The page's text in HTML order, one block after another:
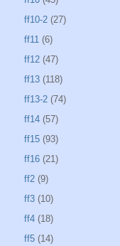
ff10-2 (27)
ff11 (6)
ff12 (47)
ff13 (118)
ff13-2 (74)
ff14 (57)
ff15 (93)
ff16 (21)
ff2 (9)
ff3 (10)
ff4 (18)
ff5 (14)